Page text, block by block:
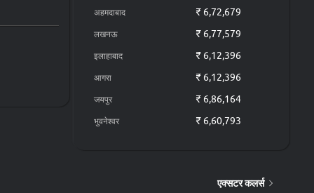
हुंडई एक्सटर
Manual
27 KM/L
31 KM/L
अहमदाबाद ₹ 6,72,679
लखनऊ ₹ 6,77,579
इलाहाबाद ₹ 6,12,396
आगरा ₹ 6,12,396
जयपुर ₹ 6,86,164
भुवनेश्वर ₹ 6,60,793
एक्सटर कलर्स